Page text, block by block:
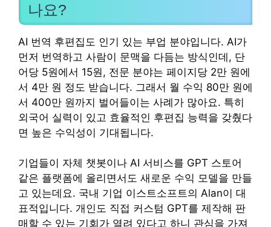
나요?
AI 번역 후편집도 인기 있는 부업 분야입니다. AI가
먼저 번역하고 사람이 문맥을 다듬는 방식인데, 단
어당 5원에서 15원, 전문 분야는 페이지당 2만 원에
서 4만 원 정도 받습니다. 그래서 월 수익 80만 원에
서 400만 원까지 벌어들이는 사례가 많아요. 특히
외국어 실력이 있고 효율적인 후편집 능력을 갖췄다
면 높은 수익성이 기대됩니다.
기업들이 자체 챗봇이나 AI 서비스를 GPT 스토어
같은 플랫폼에 올리면서도 새로운 수익 모델을 만들
고 있는데요. 국내 기업 이스트소프트의 Alan이 대
표적입니다. 개인도 직접 커스텀 GPT를 제작해 판
매할 수 있는 기회가 열려 있다고 하니 관심을 가져